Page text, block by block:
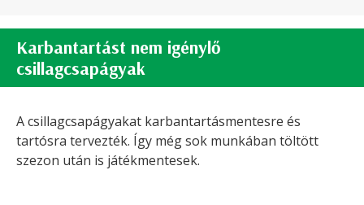
Karbantartást nem igénylő
csillagcsapágyak
A csillagcsapágyakat karbantartásmentesre és
tartósra tervezték. Így még sok munkában töltött
szezon után is játékmentesek.